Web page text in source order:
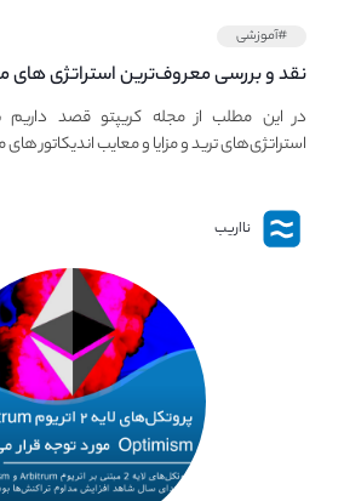
#آموزشی
نقد و بررسی معروف‌ترین استراتژی های
استراتژی های مهم ترید در بازار کریپتو
در این مطلب از مجله کریپتو قصد داریم
استراتژی‌های ترید و مزایا و معایب اندیکاتور
نااریب